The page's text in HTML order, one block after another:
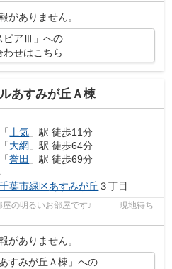
がありません。
ピアⅢ」への
わせはこちら
あすみが丘Ａ棟
「土気 」駅 徒歩11分
「大網 」駅 徒歩64分
「誉田 」駅 徒歩69分
千葉市緑区あすみが丘 ３丁目
屋の明るいお部屋です♪ 現地待ち
がありません。
すみが丘Ａ棟」への